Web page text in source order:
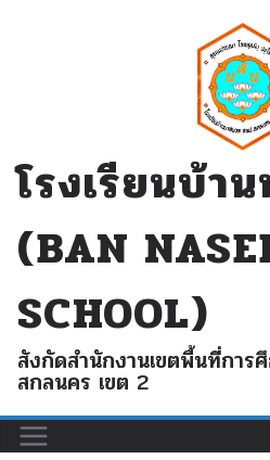
โรงเรียนบ้า
(BAN
SCHOOL)
สังกัดสำนักงานเขตพื้นที่การ
สกลนคร เขต 2